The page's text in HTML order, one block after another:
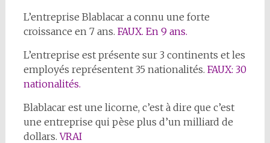
L’entreprise Blablacar a connu une forte
croissance en 7 ans. FAUX. En 9 ans.
L’entreprise est présente sur 3 continents et les
employés représentent 35 nationalités. FAUX: 30
nationalités.
Blablacar est une licorne, c’est à dire que c’est
une entreprise qui pèse plus d’un milliard de
dollars.VRAI